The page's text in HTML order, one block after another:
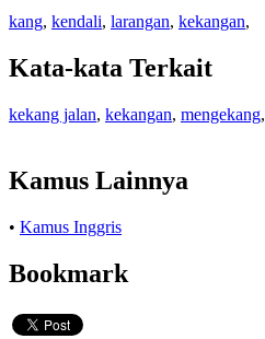
kang, kendali, larangan, kekangan,
Kata-kata Terkait
kekang jalan, kekangan, mengekang,
Kamus Lainnya
• Kamus Inggris
Bookmark